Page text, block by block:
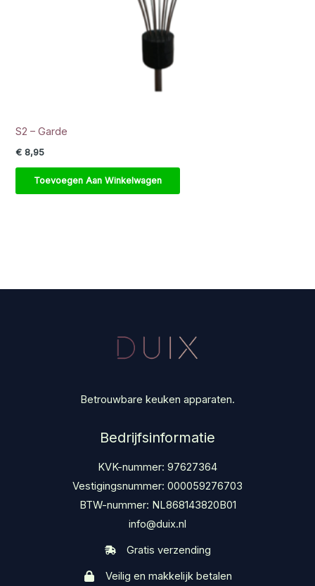
S2 – Garde
€ 8,95
Toevoegen Aan Winkelwagen
Betrouwbare keuken apparaten.
Bedrijfsinformatie
KVK-nummer: 97627364
Vestigingsnummer: 000059276703
BTW-nummer: NL868143820B01
info@duix.nl
Gratis verzending
Veilig en makkelijk betalen